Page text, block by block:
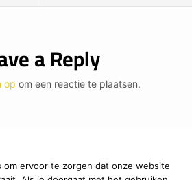
a Reply
op om een reactie te plaatsen.
om ervoor te zorgen dat onze website